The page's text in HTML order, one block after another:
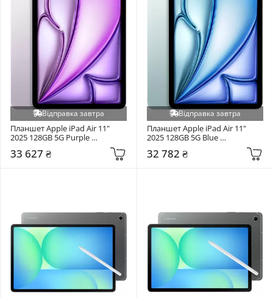
Відправка завтра
Планшет Apple iPad Air 11"
2025 128GB 5G Purple
33 627 ₴
Відправка завтра
Планшет Apple iPad Air 11"
2025 128GB 5G Blue
32 782 ₴